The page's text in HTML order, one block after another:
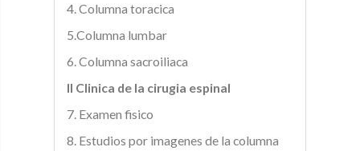
4. Columna toracica
5.Columna lumbar
6. Columna sacroiliaca
II Clinica de la cirugia espinal
7. Examen fisico
8. Estudios por imagenes de la columna